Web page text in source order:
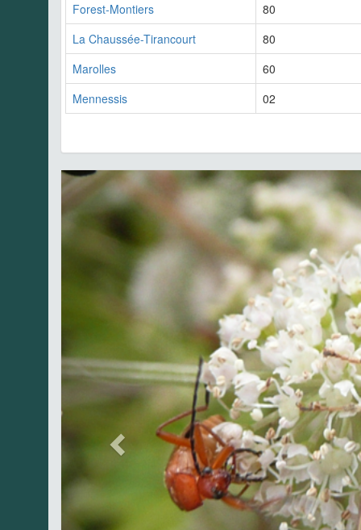
Forest-Montiers
80
La Chaussée-Tirancourt
80
Marolles
60
Mennessis
02